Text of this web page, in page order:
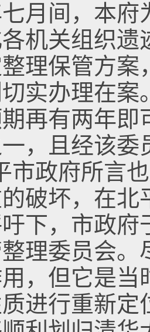
月间，本府
机关组织遗
理保管方
实办理在
再有两年即
，且经该
市政府所言
破坏，在
下，市政府
理委员会。
，但它是
进行重新